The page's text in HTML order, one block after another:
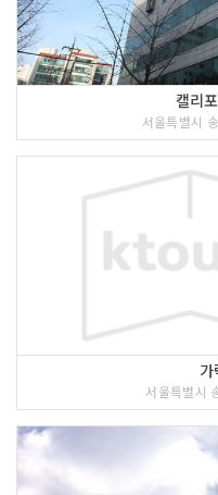
캘리
서울특별시
서울특별시